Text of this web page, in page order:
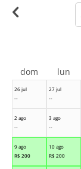
26 jul
--
27 jul
--
2 ago
--
3 ago
--
9 ago
R$ 200
10 ago
R$ 200
dom lun